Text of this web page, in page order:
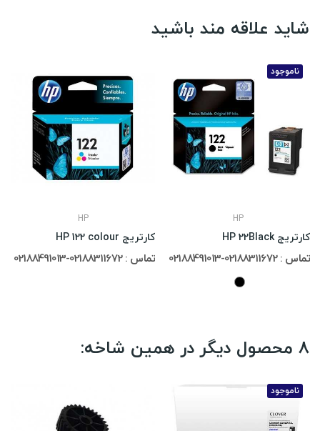
شاید علاقه مند باشید
HP
کارتریج HP 122 colour
تماس : 02188311672-02188491013
ناموجود
HP
کارتریج HP 22Black
تماس : 02188311672-02188491013
8 محصول دیگر در همین شاخه:
ناموجود